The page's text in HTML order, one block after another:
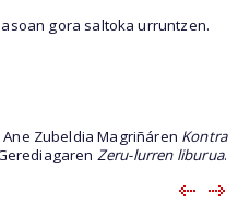
gora saltoka urruntzen.
Ane Zubeldia Magriñáren Kontra
Zeru-lurren liburua.